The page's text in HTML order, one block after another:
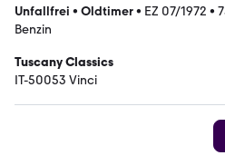
Unfallfrei • Oldtimer• EZ 07/1972 •
Benzin
Tuscany Classics
IT-50053 Vinci